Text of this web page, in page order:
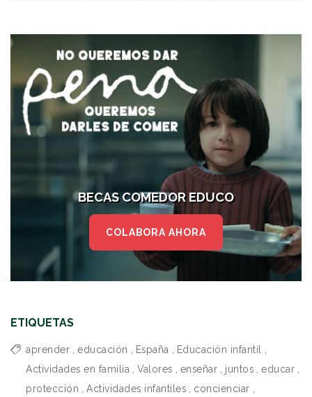
BECAS COMEDOR EDUCO
COLABORA AHORA
ETIQUETAS
aprender educación España Educación infantil
Actividades en familia
Valores enseñar juntos educar
protección
Actividades infantiles concienciar